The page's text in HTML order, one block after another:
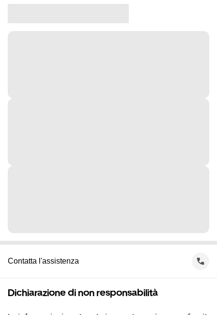
Contatta l'assistenza
Dichiarazione di non responsabilità